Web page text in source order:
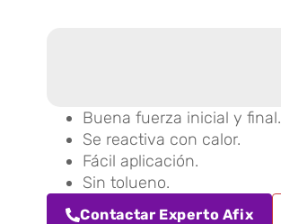
Buena fuerza inicial y final.
Se reactiva con calor.
Fácil aplicación.
Sin tolueno.
Contactar Experto Afix